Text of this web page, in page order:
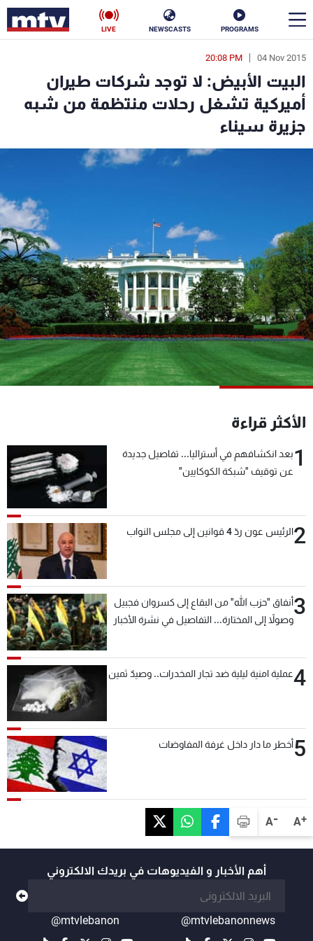
PROGRAMS
NEWSCASTS
LIVE
A+
A-
04 Nov 2015
20:08 PM
البيت الأبيض: لا توجد شركات طيران
أميركية تشغل رحلات منتظمة من شبه
جزيرة سيناء
الأكثر قراءة
1بعد انكشافهم في أستراليا... تفاصيل جديدة
عن توقيف "شبكة الكوكايين"
2الرئيس عون ردّ 4 قوانين إلى مجلس النواب
3أنفاق "حزب الله" من البقاع إلى كسروان فجبيل
وصولاً إلى المختارة... التفاصيل في نشرة الأخبار
4عملية امنية ليلية ضد تجار المخدرات.. وصيدٌ ثمين
5أخطر ما دار داخل غرفة المفاوضات
أهم الأخبار و الفيديوهات في بريدك الالكتروني
@mtvlebanonnews
@mtvlebanon
en
الأخبار
سياسة
فن
كأس العالم
البرامج
جدول البرامج
شاهد البرامج
الترددات
لاعلاناتكم